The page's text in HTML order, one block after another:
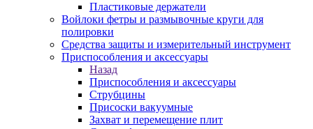
Пластиковые держатели
Войлоки фетры и размывочные круги для
полировки
Средства защиты и измерительный инструмент
Приспособления и аксессуары
Назад
Приспособления и аксессуары
Струбцины
Присоски вакуумные
Захват и перемещение плит